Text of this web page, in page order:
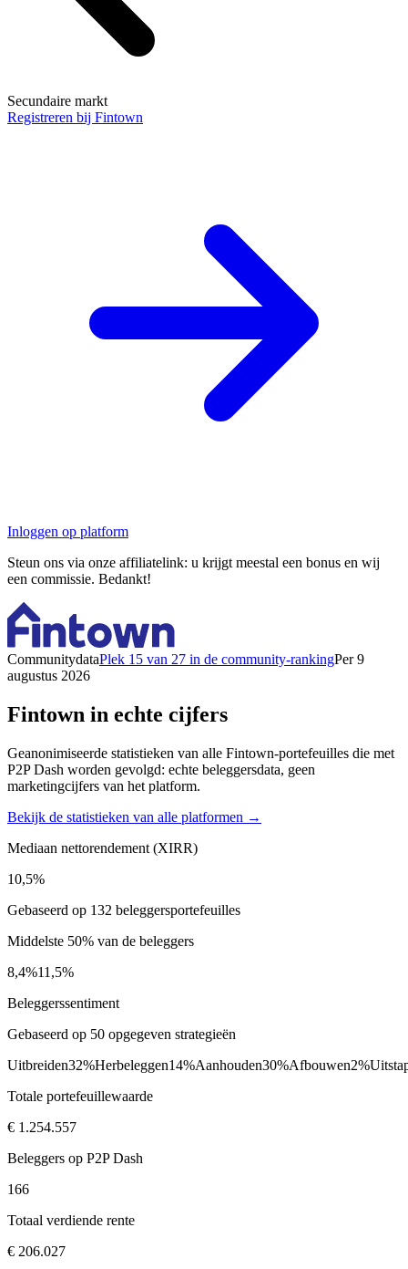
Secundaire markt
Registreren bij Fintown
Inloggen op platform
Steun ons via onze affiliatelink: u krijgt meestal een bonus en wij
een commissie. Bedankt!
CommunitydataPlek 15 van 27 in de community-rankingPer 9
augustus 2026
Fintown in echte cijfers
Geanonimiseerde statistieken van alle Fintown-portefeuilles die met
P2P Dash worden gevolgd: echte beleggersdata, geen
marketingcijfers van het platform.
Bekijk de statistieken van alle platformen →
Mediaan nettorendement (XIRR)
10,5%
Gebaseerd op 132 beleggersportefeuilles
Middelste 50% van de beleggers
8,4%11,5%
Beleggerssentiment
Gebaseerd op 50 opgegeven strategieën
Uitbreiden32%Herbeleggen14%Aanhouden30%Afbouwen2%
Totale portefeuillewaarde
€ 1.254.557
Beleggers op P2P Dash
166
Totaal verdiende rente
€ 206.027